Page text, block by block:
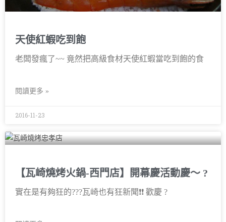
天使紅蝦吃到飽
老闆發瘋了~~ 竟然把高級食材天使紅蝦當吃到飽的食
閱讀更多 »
2016-11-23
【瓦崎燒烤火鍋-西門店】開幕慶活動慶〜 ?
實在是有夠狂的???瓦崎也有狂新聞❗❗ 歡慶 ?